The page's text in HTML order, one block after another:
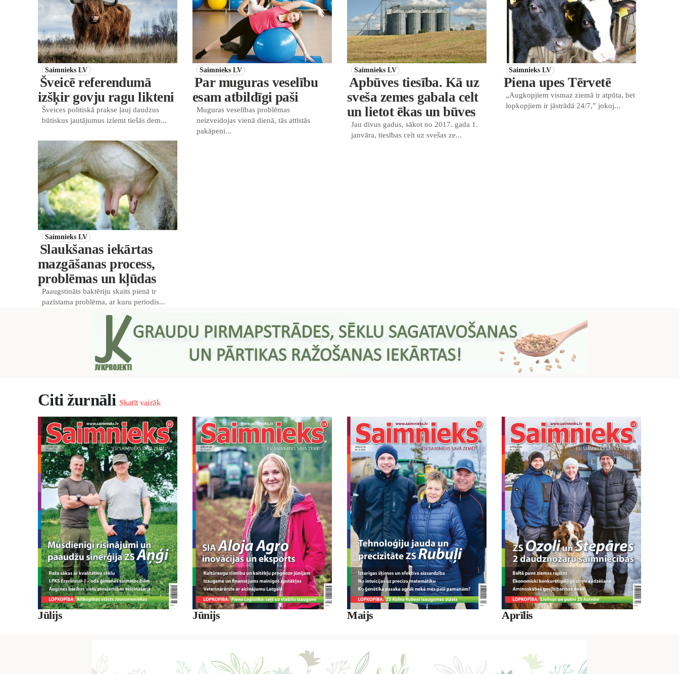
Saimnieks LV
Šveicē referendumā
izšķir govju ragu likteni
Šveices politiskā prakse ļauj daudzus
būtiskus jautājumus izlemt tiešās dem...
Saimnieks LV
Par muguras veselību
esam atbildīgi paši
Muguras veselības problēmas
neizveidojas vienā dienā, tās attīstās
pakāpeni...
Saimnieks LV
Apbūves tiesība. Kā uz
sveša zemes gabala celt
un lietot ēkas un būves
Jau divus gadus, sākot no 2017. gada 1.
janvāra, tiesības celt uz svešas ze...
Saimnieks LV
Piena upes Tērvetē
„Augkopjiem vismaz ziemā ir atpūta, bet
lopkopjiem ir jāstrādā 24/7,” jokoj...
Saimnieks LV
Slaukšanas iekārtas
mazgāšanas process,
problēmas un kļūdas
Paaugstināts baktēriju skaits pienā ir
pazīstama problēma, ar kuru periodis...
Citi žurnāli Skatīt vairāk
Jūlijs Jūnijs Maijs Aprīlis